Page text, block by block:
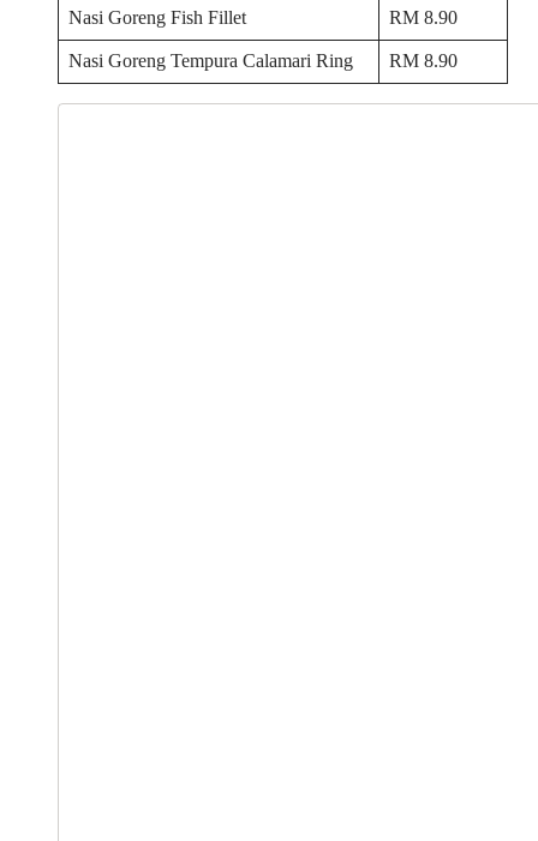
Nasi Goreng Fish Fillet
RM 8.90
Nasi Goreng Tempura Calamari Ring
RM 8.90